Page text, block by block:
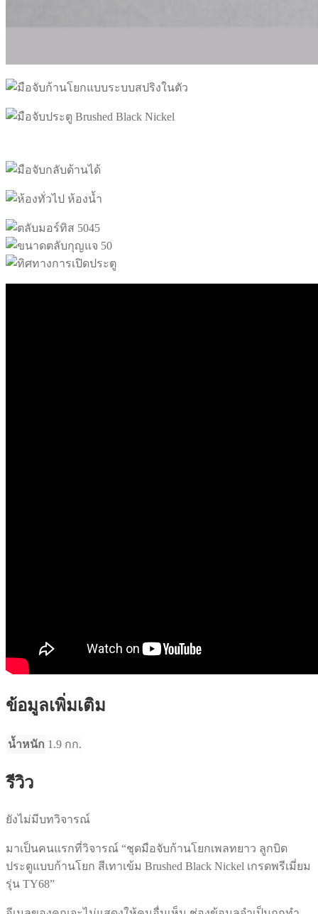
ข้อมูลเพิ่มเติม
น้ำหนัก 1.9 กก.
รีวิว
ยังไม่มีบทวิจารณ์
มาเป็นคนแรกที่วิจารณ์ “ชุดมือจับก้านโยกเพลทยาว ลูกบิด
ประตูแบบก้านโยก สีเทาเข้ม Brushed Black Nickel เกรดพรีเมี่ยม
รุ่น TY68”